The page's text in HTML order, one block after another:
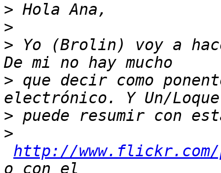
>
>
> Yo (Brolin) voy a
> que decir como
>
>
http://www.flickr.com/